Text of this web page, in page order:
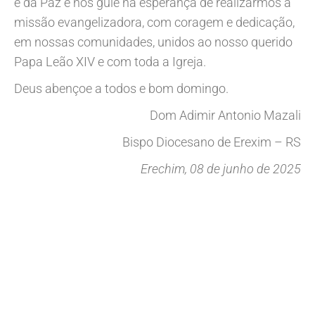
missão evangelizadora, com coragem e dedicação,
em nossas comunidades, unidos ao nosso querido
Papa Leão XIV e com toda a Igreja.
Deus abençoe a todos e bom domingo.
Dom Adimir Antonio Mazali
Bispo Diocesano de Erexim – RS
Erechim, 08 de junho de 2025